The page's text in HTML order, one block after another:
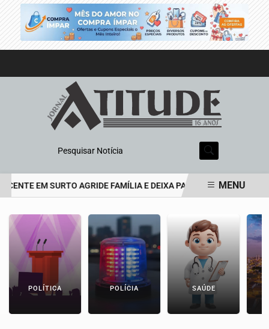
Pesquisar Notícia
EM SURTO AGRIDE FAMÍLIA E DEIXA PAI DE 69 ANOS EM
MENU
POLÍTICA POLÍCIA SAÚDE